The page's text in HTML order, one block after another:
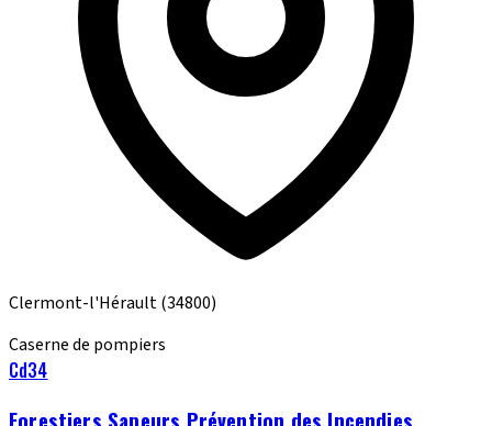
Clermont-l'Hérault(34800)
Caserne de pompiers
Cd34
Forestiers Sapeurs Prévention des Incendies